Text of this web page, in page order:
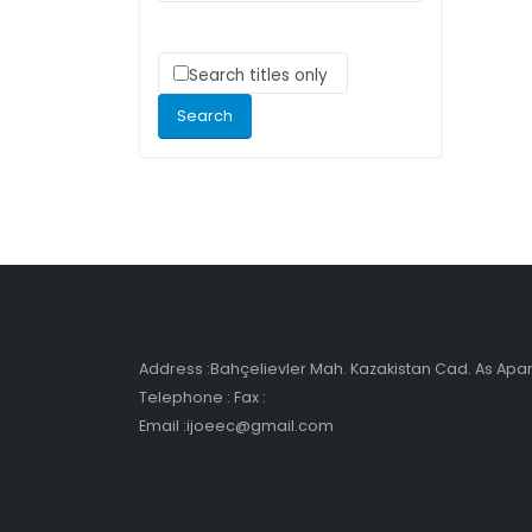
Search titles only
Address :Bahçelievler Mah. Kazakistan Cad. As
Telephone : Fax :
Email :ijoeec@gmail.com